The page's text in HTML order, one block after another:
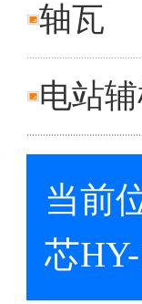
轴瓦
电站
当前
芯